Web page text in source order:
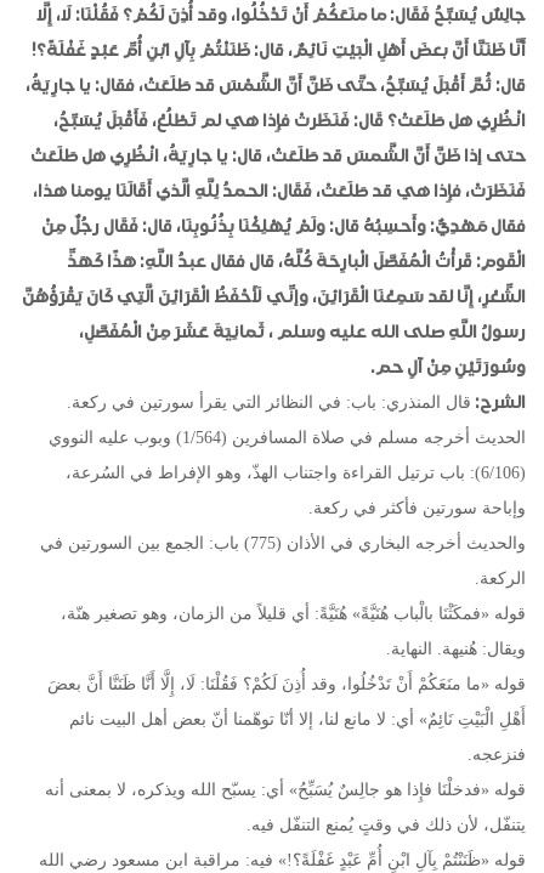
جالِسٌ يُسَبِّحُ فَقَال: ما منَعَكُمْ أَنْ تَدْخُلُوا، وقد أُذِنَ لَكُمْ؟ فَقُلْنَا: لَا، إِلَّا
أَنَّا ظَنَنَّا أَنَّ بعضَ أَهْلِ الْبَيْتِ نَائِمٌ، قال: ظَنَنْتُمْ بِآلِ ابْنِ أُمِّ عَبْدٍ غَفْلَةً؟!
قال: ثُمَّ أَقْبَلَ يُسَبِّحُ، حتَّى ظَنَّ أَنَّ الشَّمْسَ قد طَلَعَتْ، فقال: يا جارِيَةُ،
انْظُرِي هل طَلَعَتْ؟ قَال: فَنَظَرتْ فإِذا هي لم تَطْلُعْ، فَأَقْبَلَ يُسَبِّحُ،
حتى إذا ظَنَّ أَنَّ الشَّمسَ قد طَلَعَتْ، قال: يا جارِيَةُ، انْظُرِي هل طَلَعَتْ
فَنَظَرَتْ، فإِذا هي قد طَلَعَتْ، فَقَال: الحمدُ لِلَّهِ الَّذي أَقَالَنَا يومنا هذا،
فقال مَهْدِيٌّ: وأَحسِبُهُ قال: ولَمْ يُهْلِكْنَا بِذُنُوبِنَا، قال: فَقَال رجُلٌ مِنْ
الْقَومِ: قَرأْتُ الْمُفَصَّلَ الْبارِحَةَ كُلَّهُ، قال فقال عبدُ اللَّهِ: هَذًا كَهَذِّ
الشِّعْرِ، إِنَّا لقد سَمِعْنَا الْقَرَائِنَ، وإنِّي لَأَحْفَظُ الْقَرَائِنَ الَّتِي كَانَ يَقْرَؤُهُنَّ
رسولُ اللَّهِ صلى الله عليه وسلم ، ثَمانِيَةَ عَشَرَ مِنْ الْمُفَصَّلِ،
وسُورَتَيْنِ مِنْ آلِ حم.
الشرح: قال المنذري: باب: في النظائر التي يقرأ سورتين في ركعة.
الحديث أخرجه مسلم في صلاة المسافرين (1/564) وبوب عليه النووي
(6/106): باب ترتيل القراءة واجتناب الهذّ، وهو الإفراط في السُرعة،
وإباحة سورتين فأكثر في ركعة.
والحديث أخرجه البخاري في الأذان (775) باب: الجمع بين السورتين في
الركعة.
قوله «فمكَثْنَا بالْباب هُنَيَّةً» هُنَيَّةً: أي قليلاً من الزمان، وهو تصغير هنّة،
ويقال: هُنيهة. النهاية.
قوله «ما منَعَكُمْ أَنْ تَدْخُلُوا، وقد أُذِنَ لَكُمْ؟ فَقُلْنَا: لَا، إِلَّا أَنَّا ظَنَنَّا أَنَّ بعضَ
أَهْلِ الْبَيْتِ نَائِمٌ» أي: لا مانع لنا، إلا أنّا توهّمنا أنّ بعض أهل البيت نائم
فنزعجه.
قوله «فدخلْنَا فإِذا هو جالِسٌ يُسَبِّحُ» أي: يسبّح الله ويذكره، لا بمعنى أنه
يتنفّل، لأن ذلك في وقتٍ يُمنع التنفّل فيه.
قوله «ظَنَنْتُمْ بِآلِ ابْنِ أُمِّ عَبْدٍ غَفْلَةً؟!» فيه: مراقبة ابن مسعود رضي الله